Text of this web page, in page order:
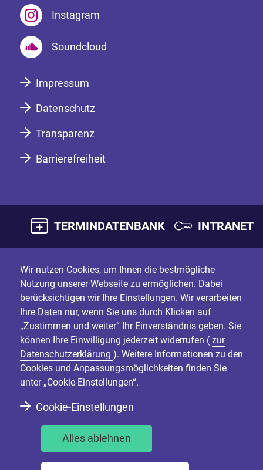
Instagram
Soundcloud
Impressum
Datenschutz
Transparenz
Barrierefreiheit
TERMINDATENBANK INTRANET
Wir nutzen Cookies, um Ihnen die bestmögliche
Nutzung unserer Webseite zu ermöglichen. Dabei
berücksichtigen wir Ihre Einstellungen. Wir verarbeiten
Ihre Daten nur, wenn Sie uns durch Klicken auf
„Zustimmen und weiter“ Ihr Einverständnis geben. Sie
können Ihre Einwilligung jederzeit widerrufen ( zur
Datenschutzerklärung ). Weitere Informationen zu den
Cookies und Anpassungsmöglichkeiten finden Sie
unter „Cookie-Einstellungen“.
Cookie-Einstellungen
Alles ablehnen